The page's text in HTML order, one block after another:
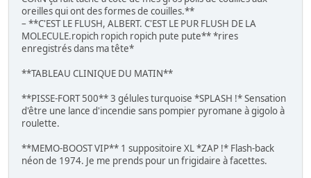
oreilles qui ont des formes de couilles.**
– **C'EST LE FLUSH, ALBERT. C'EST LE PUR FLUSH DE LA
MOLECULE.ropich ropich ropich pute pute** *rires
enregistrés dans ma tête*
**TABLEAU CLINIQUE DU MATIN**
**PISSE-FORT 500** 3 gélules turquoise *SPLASH !* Sensation
d'être une lance d'incendie sans pompier pyromane à gigolo à
roulette.
**MEMO-BOOST VIP** 1 suppositoire XL *ZAP !* Flash-back
néon de 1974. Je me prends pour un frigidaire à facettes.